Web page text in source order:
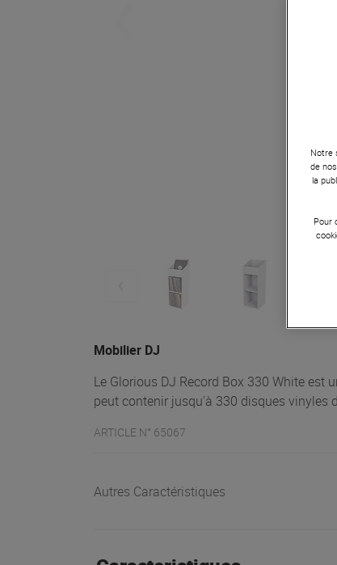
Mobilier DJ
Le Glorious DJ Record Box 330 White est
peut contenir jusqu'à 330 disques vinyles
ARTICLE N° 65067
Autres Caractéristiques
Notre
de
la
Pour